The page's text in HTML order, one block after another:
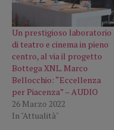
Un prestigioso laboratorio
di teatro e cinema in pieno
centro, al via il progetto
Bottega XNL. Marco
Bellocchio: “Eccellenza
per Piacenza” – AUDIO
26 Marzo 2022
In "Attualità"